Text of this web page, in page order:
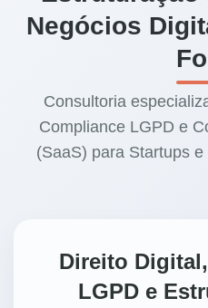
Negócios
Consultoria
Compliance LGPD e
(SaaS) para Startups
Direito
LGPD e